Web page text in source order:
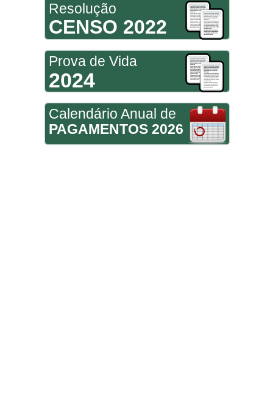
Resolução
CENSO 2022
Prova de Vida
2024
Calendário Anual de
PAGAMENTOS 2026